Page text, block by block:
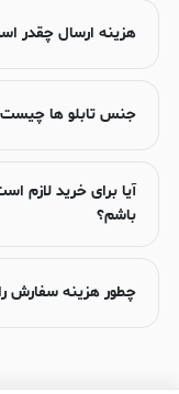
هزینه ارسال چقدر
جنس تابلو ها
آیا برای خرید لازم
باشم؟
چطور هزینه سفارش